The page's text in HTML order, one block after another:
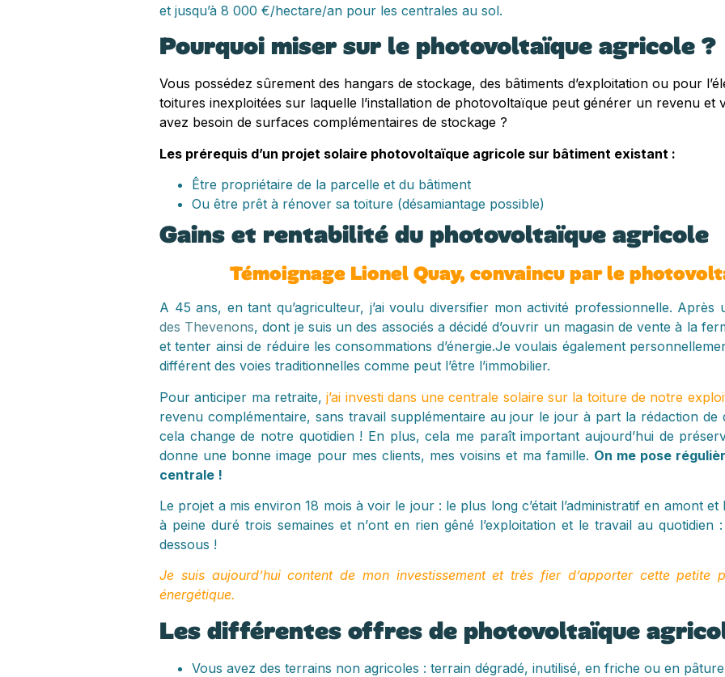
et jusqu’à 8 000 €/hectare/an pour les centrales au sol.
Pourquoi miser sur le photovoltaïque agricole ?
Vous possédez sûrement des hangars de stockage, des bâtiments d’exploitation ou pour
toitures inexploitées sur laquelle l’installation de photovoltaïque peut générer un revenu
avez besoin de surfaces complémentaires de stockage ?
Les prérequis d’un projet solaire photovoltaïque agricole sur bâtiment existant :
Être propriétaire de la parcelle et du bâtiment
Ou être prêt à rénover sa toiture (désamiantage possible)
Gains et rentabilité du photovoltaïque agricole
Témoignage Lionel Quay, convaincu par le
A 45 ans, en tant qu’agriculteur, j’ai voulu diversifier mon activité professionnelle.
des Thevenons, dont je suis un des associés a décidé d’ouvrir un magasin de vente à la
et tenter ainsi de réduire les consommations d’énergie.Je voulais également
différent des voies traditionnelles comme peut l’être l’immobilier.
Pour anticiper ma retraite, j’ai investi dans une centrale solaire sur la toiture de notre
revenu complémentaire, sans travail supplémentaire au jour le jour à part la rédaction
cela change de notre quotidien ! En plus, cela me paraît important aujourd’hui de
donne une bonne image pour mes clients, mes voisins et ma famille. On me pose
centrale !
Le projet a mis environ 18 mois à voir le jour : le plus long c’était l’administratif en amont
à peine duré trois semaines et n’ont en rien gêné l’exploitation et le travail au
dessous !
Je suis aujourd’hui content de mon investissement et très fier d’apporter cette petite
énergétique.
Les différentes offres de photovoltaïque
Vous avez des terrains non agricoles : terrain dégradé, inutilisé, en friche ou en